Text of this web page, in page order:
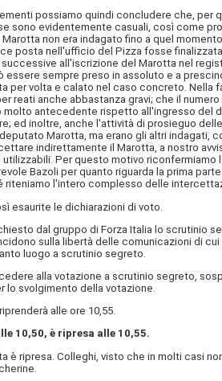
possiamo quindi concludere che,
sono evidentemente casuali, così come
non era indagato fino a quel
posta nell'ufficio del Pizza fosse
all'iscrizione del Marotta nel
essere sempre preso in assoluto e a
per volta e calato nel caso concreto.
reati anche abbastanza gravi; che il
molto antecedente rispetto all'ingresso
ed inoltre, anche l'attività di prosieguo
Marotta, ma erano gli altri indagati,
indirettamente il Marotta, a nostro
Per questo motivo riconfermiamo
Bazoli per quanto riguarda la prima
riteniamo l'intero complesso delle
esaurite le dichiarazioni di voto.
dal gruppo di Forza Italia lo scrutinio
sulla libertà delle comunicazioni di
luogo a scrutinio segreto.
alla votazione a scrutinio segreto,
svolgimento della votazione.
alle ore 10,55.
10,50, è ripresa alle 10,55.
è ripresa. Colleghi, visto che in molti casi